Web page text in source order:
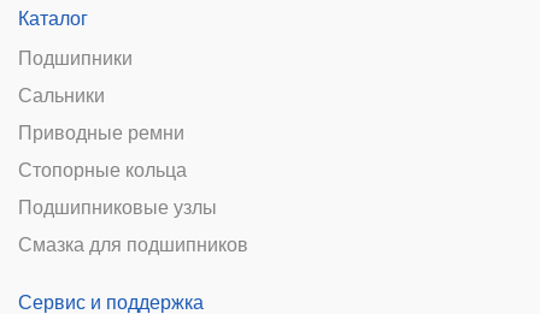
Каталог
Подшипники
Сальники
Приводные ремни
Стопорные кольца
Подшипниковые узлы
Смазка для подшипников
Сервис и поддержка